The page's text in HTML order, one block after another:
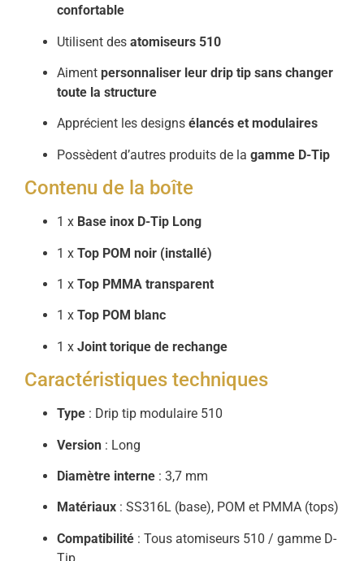
confortable
Utilisent des atomiseurs 510
Aiment personnaliser leur drip tip sans changer
toute la structure
Apprécient les designs élancés et modulaires
Possèdent d’autres produits de la gamme D-Tip
Contenu de la boîte
1 x Base inox D-Tip Long
1 x Top POM noir (installé)
1 x Top PMMA transparent
1 x Top POM blanc
1 x Joint torique de rechange
Caractéristiques techniques
Type : Drip tip modulaire 510
Version : Long
Diamètre interne : 3,7 mm
Matériaux : SS316L (base), POM et PMMA (tops)
Compatibilité : Tous atomiseurs 510 / gamme D-
Tip